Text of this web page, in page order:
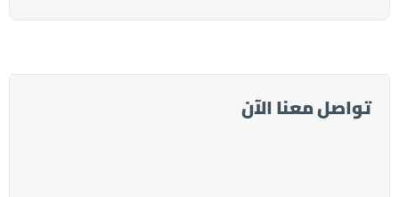
تواصل معنا الآن